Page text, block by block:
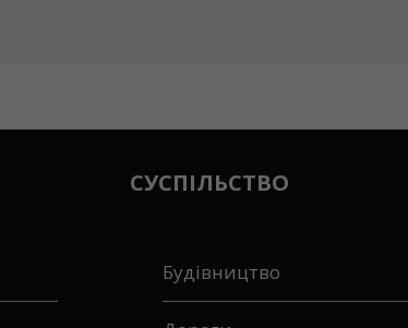
СУСПІЛЬСТВО
Будівництво